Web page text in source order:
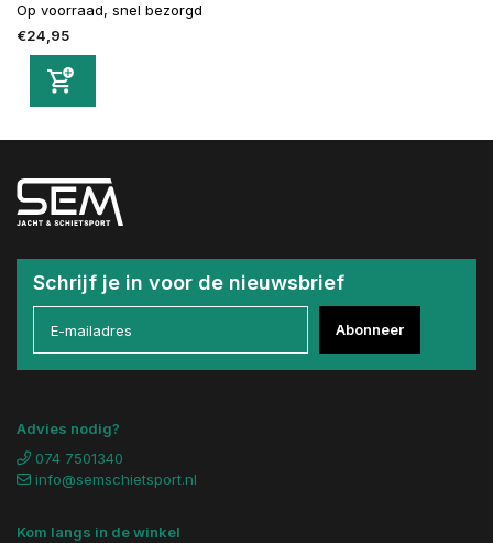
Op voorraad, snel bezorgd
€24,95
Schrijf je in voor de nieuwsbrief
Abonneer
Advies nodig?
074 7501340
info@semschietsport.nl
Kom langs in de winkel